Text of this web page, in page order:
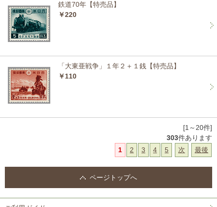
鉄道70年【特売品】
￥220
「大東亜戦争」１年２＋１銭【特売品】
￥110
[1～20件]
303件あります
1
2 3 4 5 次 最後
ページトップへ